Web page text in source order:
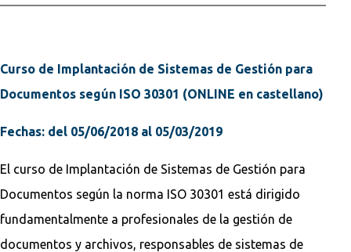
Curso de Implantación de Sistemas de Gestión para
Documentos según ISO 30301 (ONLINE en castellano)
Fechas: del 05/06/2018 al 05/03/2019
El curso de Implantación de Sistemas de Gestión para
Documentos según la norma ISO 30301 está dirigido
fundamentalmente a profesionales de la gestión de
documentos y archivos, responsables de sistemas de